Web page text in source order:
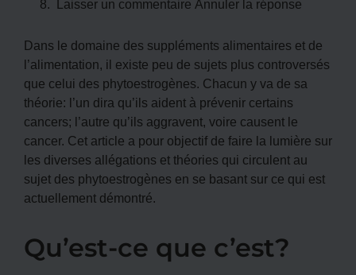
Laisser un commentaire Annuler la réponse
Dans le domaine des suppléments alimentaires et de
l’alimentation, il existe peu de sujets plus controversés
que celui des phytoestrogènes. Chacun y va de sa
théorie: l’un dira qu’ils aident à prévenir certains
cancers; l’autre qu’ils aggravent, voire causent le
cancer. Cet article a pour objectif de faire la lumière sur
les diverses allégations et théories qui circulent au
sujet des phytoestrogènes en se basant sur ce qui est
actuellement démontré.
Qu’est-ce que c’est?